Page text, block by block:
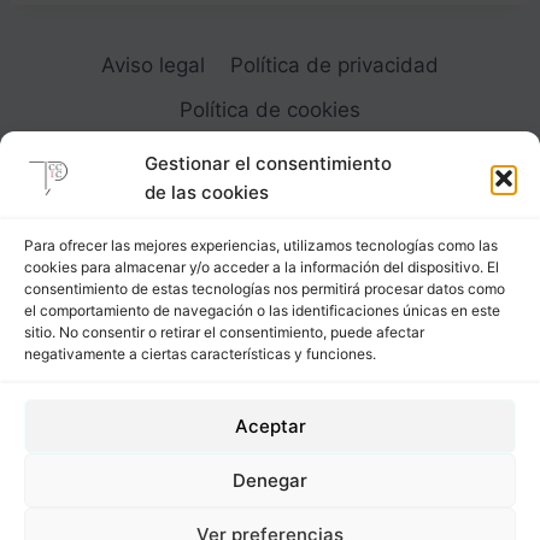
Gestionar el consentimiento
de las cookies
Para ofrecer las mejores experiencias, utilizamos tecnologías como las
cookies para almacenar y/o acceder a la información del dispositivo. El
consentimiento de estas tecnologías nos permitirá procesar datos como
el comportamiento de navegación o las identificaciones únicas en este
sitio. No consentir o retirar el consentimiento, puede afectar
negativamente a ciertas características y funciones.
Aceptar
Denegar
Ver preferencias
Aviso legal
Política de privacidad
Política de cookies
Carrer Provença, 183
08036 - Barcelona (Espana)